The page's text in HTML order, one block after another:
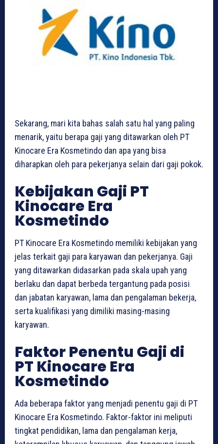
Sekarang, mari kita bahas salah satu hal yang paling
menarik, yaitu berapa gaji yang ditawarkan oleh PT
Kinocare Era Kosmetindo dan apa yang bisa
diharapkan oleh para pekerjanya selain dari gaji pokok.
Kebijakan Gaji PT
Kinocare Era
Kosmetindo
PT Kinocare Era Kosmetindo memiliki kebijakan yang
jelas terkait gaji para karyawan dan pekerjanya. Gaji
yang ditawarkan didasarkan pada skala upah yang
berlaku dan dapat berbeda tergantung pada posisi
dan jabatan karyawan, lama dan pengalaman bekerja,
serta kualifikasi yang dimiliki masing-masing
karyawan.
Faktor Penentu Gaji di
PT Kinocare Era
Kosmetindo
Ada beberapa faktor yang menjadi penentu gaji di PT
Kinocare Era Kosmetindo. Faktor-faktor ini meliputi
tingkat pendidikan, lama dan pengalaman kerja,